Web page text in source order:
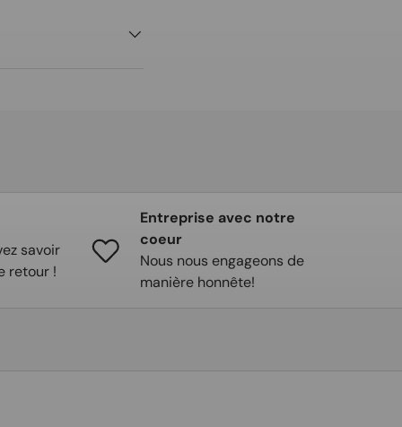
savoir
retour !
Entreprise avec notre
coeur
Nous nous engageons de
manière honnête!